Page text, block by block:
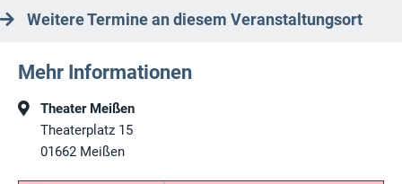
Weitere Termine an diesem Veranstaltungsort
Mehr Informationen
Theater Meißen
Theaterplatz 15
01662 Meißen